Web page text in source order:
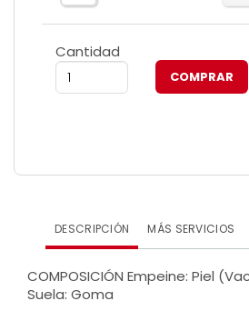
Cantidad
DESCRIPCIÓN MÁS SERVICIOS
COMPOSICIÓN Empeine: Piel
Suela: Goma